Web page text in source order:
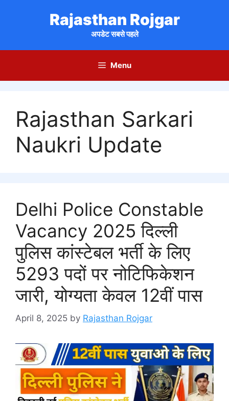
Rajasthan Rojgar
अपडेट सबसे पहले
Menu
Rajasthan Sarkari
Naukri Update
Delhi Police Constable
Vacancy 2025 दिल्ली
पुलिस कांस्टेबल भर्ती के लिए
5293 पदों पर नोटिफिकेशन
जारी, योग्यता केवल 12वीं पास
April 8, 2025 by Rajasthan Rojgar